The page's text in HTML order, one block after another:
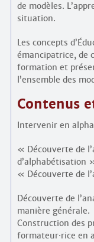
de modèles.
situation.
Les concepts
émancipatrice, de
formation et
l’ensemble des
Contenus
Intervenir en
« Découverte de
d’alphabétisation
« Découverte de
Découverte de
manière générale.
Construction des
formateur·rice en